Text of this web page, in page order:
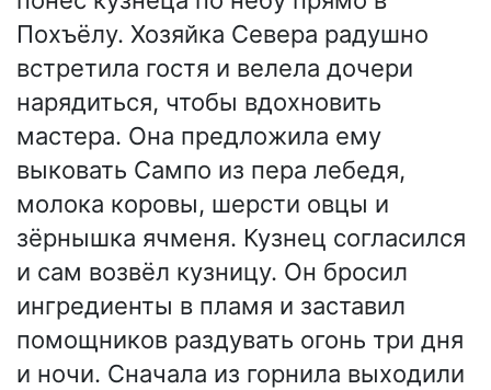
Похъёлу. Хозяйка Севера радушно
встретила гостя и велела дочери
нарядиться, чтобы вдохновить
мастера. Она предложила ему
выковать Сампо из пера лебедя,
молока коровы, шерсти овцы и
зёрнышка ячменя. Кузнец согласился
и сам возвёл кузницу. Он бросил
ингредиенты в пламя и заставил
помощников раздувать огонь три дня
и ночи. Сначала из горнила выходили